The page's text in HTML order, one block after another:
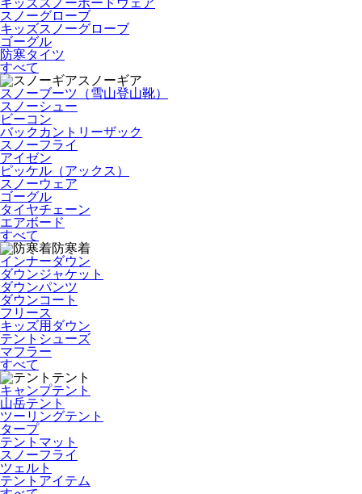
キッズスノーボードウェア
スノーグローブ
キッズスノーグローブ
ゴーグル
防寒タイツ
すべて
スノーギア
スノーブーツ（雪山登山靴）
スノーシュー
ビーコン
バックカントリーザック
スノーフライ
アイゼン
ピッケル（アックス）
スノーウェア
ゴーグル
タイヤチェーン
エアボード
すべて
防寒着
インナーダウン
ダウンジャケット
ダウンパンツ
ダウンコート
フリース
キッズ用ダウン
テントシューズ
マフラー
すべて
テント
キャンプテント
山岳テント
ツーリングテント
タープ
テントマット
スノーフライ
ツェルト
テントアイテム